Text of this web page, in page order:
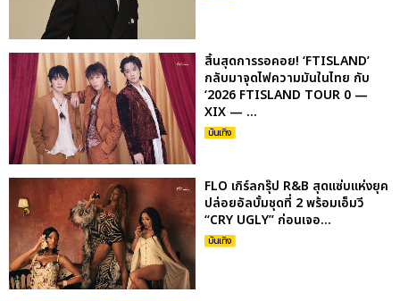
สิ้นสุดการรอคอย! ‘FTISLAND’
กลับมาจุดไฟความมันในไทย กับ
‘2026 FTISLAND TOUR 0 —
XIX — ...
บันเทิง
FLO เกิร์ลกรุ๊ป R&B สุดแซ่บแห่งยุค
ปล่อยอัลบั้มชุดที่ 2 พร้อมเอ็มวี
“CRY UGLY” ก่อนเจอ...
บันเทิง